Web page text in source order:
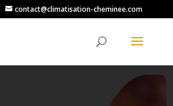
contact@climatisation-cheminee.com